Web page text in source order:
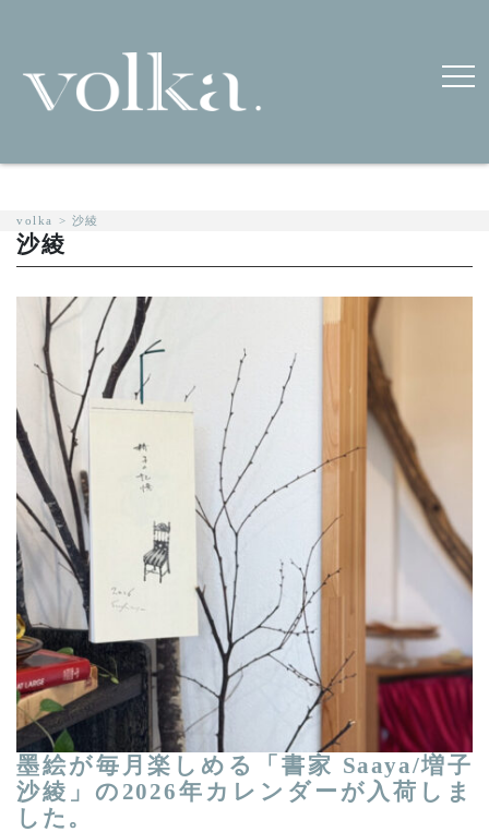
volka > 沙綾
沙綾
墨絵が毎月楽しめる「書家 Saaya/増子
沙綾」の2026年カレンダーが入荷しま
した。